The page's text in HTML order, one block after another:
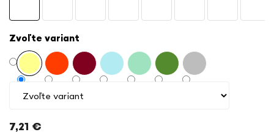
7,21 €
Zvoľte variant